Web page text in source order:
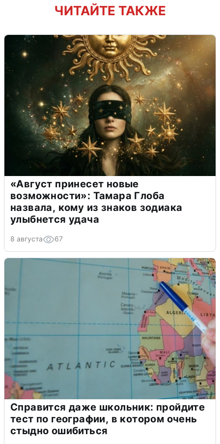
ЧИТАЙТЕ ТАКЖЕ
«Август принесет новые
возможности»: Тамара Глоба
назвала, кому из знаков зодиака
улыбнется удача
8 августа 67
Справится даже школьник: пройдите
тест по географии, в котором очень
стыдно ошибиться